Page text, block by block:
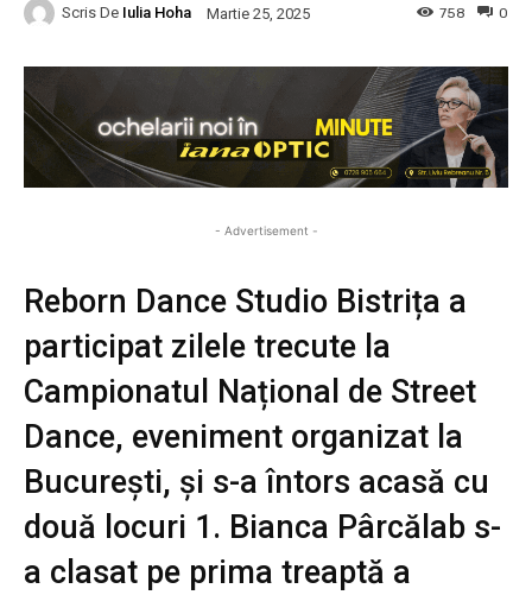
Scris De Iulia Hoha Martie 25, 2025 0
758
- Advertisement -
Reborn Dance Studio Bistrița a
participat zilele trecute la
Campionatul Național de Street
Dance, eveniment organizat la
București, și s-a întors acasă cu
două locuri 1. Bianca Pârcălab s-
a clasat pe prima treaptă a